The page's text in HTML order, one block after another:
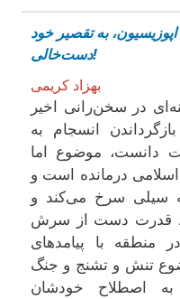
اپوزیسیون، به تقصیر خود
دست‌خالی!
بهزاد کریمی
در سخن‌رانی اخیر
انسجام به
دانست، موضوع اما
درمانده است و
سیلی سرخ می‌کند و
قدرت دست از سرش
منطقه با پیامدهای
تنش و تشنج و جنگ
به اصطلاح خودشان